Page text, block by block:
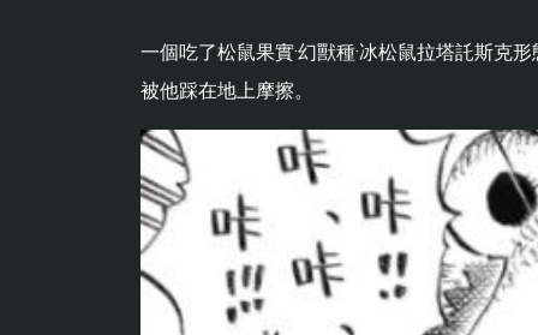
一個吃了松鼠果實·幻獸種·冰松鼠拉塔託斯克
被他踩在地上摩擦。